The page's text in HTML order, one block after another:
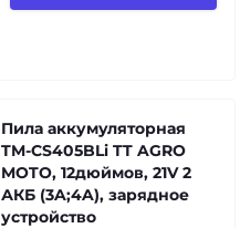
Пила аккумуляторная
TM-CS405BLi TT AGRO
MOTO, 12дюймов, 21V 2
АКБ (3A;4A), зарядное
устройство